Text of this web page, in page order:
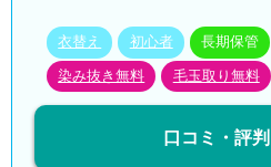
衣替え 初心者 長期保管
染み抜き無料 毛玉取り無料
口コミ・評